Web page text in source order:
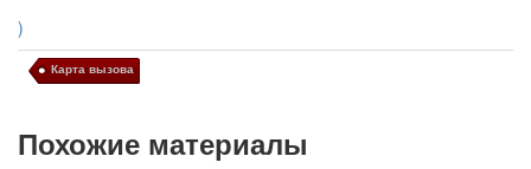
)
Карта вызова
Похожие материалы